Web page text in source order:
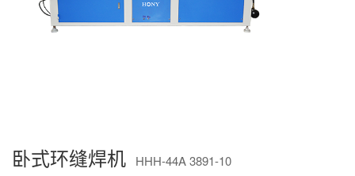
卧式环缝焊机 HHH-44A 3891-10